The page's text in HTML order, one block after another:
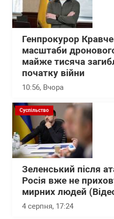
Генпрокурор
масштаби
майже тисяча
початку війни
10:56, Вчора
Суспільство
Зеленський після
Росія вже не
мирних людей
4 серпня, 17:24